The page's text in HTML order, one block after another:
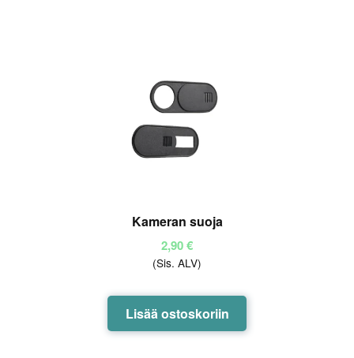
Kameran suoja
2,90€
(Sis. ALV)
Lisää ostoskoriin